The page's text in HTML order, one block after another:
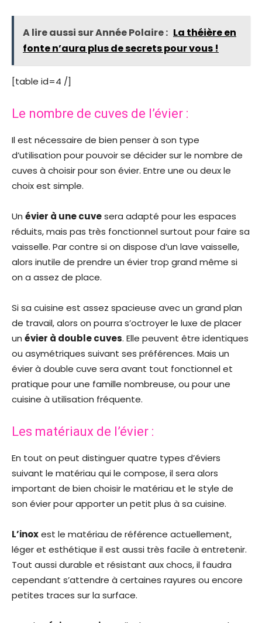
A lire aussi sur Année Polaire : La théière en
fonte n’aura plus de secrets pour vous !
[table id=4 /]
Le nombre de cuves de l’évier :
Il est nécessaire de bien penser à son type
d’utilisation pour pouvoir se décider sur le nombre de
cuves à choisir pour son évier. Entre une ou deux le
choix est simple.
Un évier à une cuvesera adapté pour les espaces
réduits, mais pas très fonctionnel surtout pour faire sa
vaisselle. Par contre si on dispose d’un lave vaisselle,
alors inutile de prendre un évier trop grand même si
on a assez de place.
Si sa cuisine est assez spacieuse avec un grand plan
de travail, alors on pourra s’octroyer le luxe de placer
un évier à double cuves. Elle peuvent être identiques
ou asymétriques suivant ses préférences. Mais un
évier à double cuve sera avant tout fonctionnel et
pratique pour une famille nombreuse, ou pour une
cuisine à utilisation fréquente.
Les matériaux de l’évier :
En tout on peut distinguer quatre types d’éviers
suivant le matériau qui le compose, il sera alors
important de bien choisir le matériau et le style de
son évier pour apporter un petit plus à sa cuisine.
L’inoxest le matériau de référence actuellement,
léger et esthétique il est aussi très facile à entretenir.
Tout aussi durable et résistant aux chocs, il faudra
cependant s’attendre à certaines rayures ou encore
petites traces sur la surface.